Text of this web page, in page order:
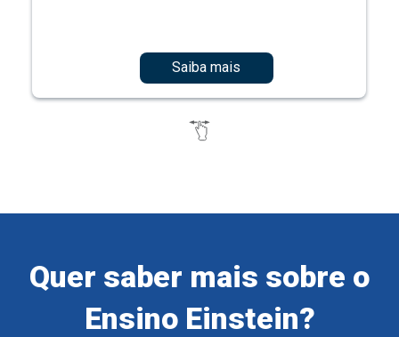
Saiba mais
Quer saber mais sobre o
Ensino Einstein?